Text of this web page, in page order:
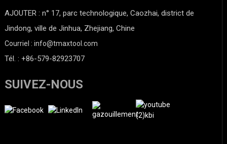
AJOUTER : n° 17, parc technologique, Caozhai, district de
Jindong, ville de Jinhua, Zhejiang, Chine
Courriel : info@tmaxtool.com
Tél. : +86-579-82923707
SUIVEZ-NOUS